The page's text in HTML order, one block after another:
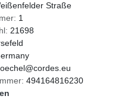
Straße
1
21698
494164816230